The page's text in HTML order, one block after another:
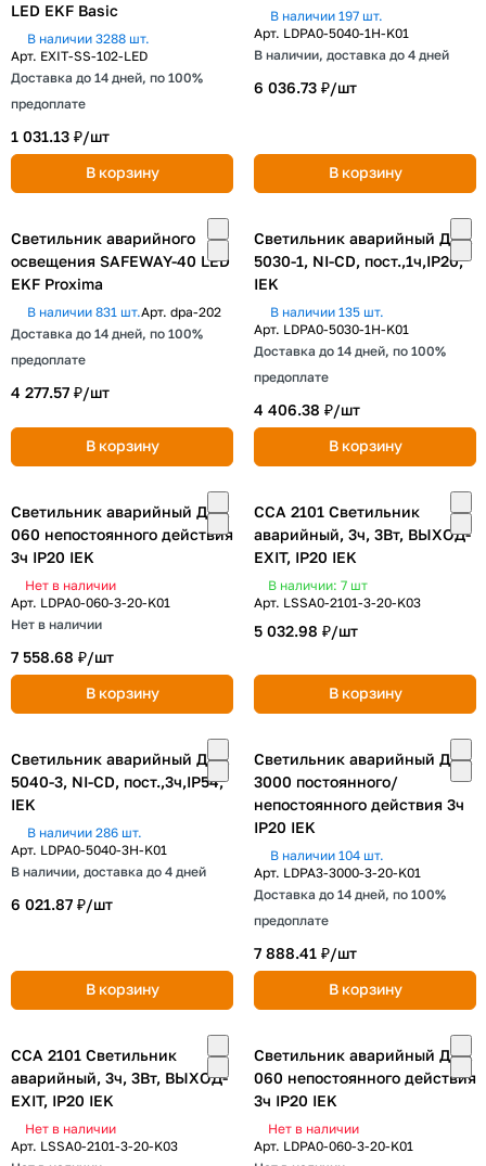
LED EKF Basic
В наличии 3288 шт.
Арт. EXIT-SS-102-LED
Доставка до 14 дней, по 100%
предоплате
1 031.13 ₽/шт
В корзину
В наличии 197 шт.
Арт. LDPA0-5040-1H-K01
В наличии, доставка до 4 дней
6 036.73 ₽/шт
В корзину
Светильник аварийного
освещения SAFEWAY-40 LED
EKF Proxima
В наличии 831 шт.Арт. dpa-202
Доставка до 14 дней, по 100%
предоплате
4 277.57 ₽/шт
В корзину
Светильник аварийный ДПА
5030-1, NI-CD, пост.,1ч,IP20,
IEK
В наличии 135 шт.
Арт. LDPA0-5030-1H-K01
Доставка до 14 дней, по 100%
предоплате
4 406.38 ₽/шт
В корзину
Светильник аварийный ДПА
060 непостоянного действия
3ч IP20 IEK
Нет в наличии
Арт. LDPA0-060-3-20-K01
Нет в наличии
7 558.68 ₽/шт
В корзину
ССА 2101 Светильник
аварийный, 3ч, 3Вт, ВЫХОД-
EXIT, IP20 IEK
В наличии: 7 шт
Арт. LSSA0-2101-3-20-K03
5 032.98 ₽/шт
В корзину
Светильник аварийный ДПА
5040-3, NI-CD, пост.,3ч,IP54,
IEK
В наличии 286 шт.
Арт. LDPA0-5040-3H-K01
В наличии, доставка до 4 дней
6 021.87 ₽/шт
В корзину
Светильник аварийный ДПА
3000 постоянного/
непостоянного действия 3ч
IP20 IEK
В наличии 104 шт.
Арт. LDPA3-3000-3-20-K01
Доставка до 14 дней, по 100%
предоплате
7 888.41 ₽/шт
В корзину
ССА 2101 Светильник
аварийный, 3ч, 3Вт, ВЫХОД-
EXIT, IP20 IEK
Нет в наличии
Арт. LSSA0-2101-3-20-K03
Светильник аварийный ДПА
060 непостоянного действия
3ч IP20 IEK
Нет в наличии
Арт. LDPA0-060-3-20-K01